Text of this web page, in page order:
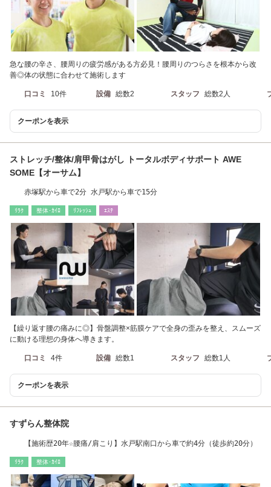
急な腰の辛さ、腰周りの疲労感がある方必見！腰周りのつらさを根本から改
善◎体の状態に合わせて施術します
口コミ 10件 設備 総数2 スタッフ 総数2人
クーポンを表示
ストレッチ/整体/肩甲骨はがし トータルボディサポート AWE
SOME【オーサム】
赤塚駅から車で2分 水戸駅から車で15分
ﾘﾗｸ 整体･ｶｲﾛ ﾘﾌﾚｯｼｭ ｴｽﾃ
【繰り返す腰の痛みに◎】骨盤調整×筋膜ケアで全身の歪みを整え、スムーズ
に動ける理想の身体へ導きます。
口コミ 4件 設備 総数1 スタッフ 総数1人
クーポンを表示
すずらん整体院
【施術歴20年☆腰痛/肩こり】水戸駅南口から車で約4分（徒歩約20分）
ﾘﾗｸ 整体･ｶｲﾛ